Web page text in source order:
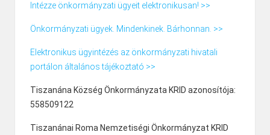
Intézze önkormányzati ügyeit elektronikusan! >>
Önkormányzati ügyek. Mindenkinek. Bárhonnan. >>
Elektronikus ügyintézés az önkormányzati hivatali
portálon általános tájékoztató >>
Tiszanána Község Önkormányzata KRID azonosítója:
558509122
Tiszanánai Roma Nemzetiségi Önkormányzat KRID